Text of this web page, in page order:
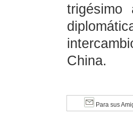
trigésimo
China.
Para sus